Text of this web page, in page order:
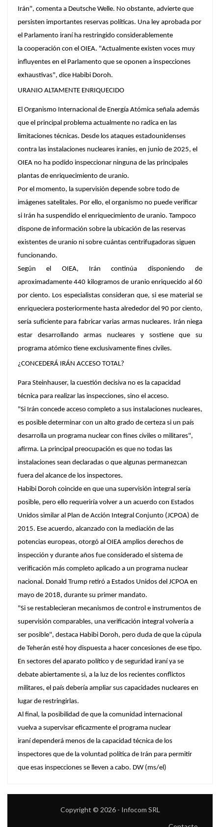
Irán", comenta a Deutsche Welle. No obstante, advierte que
persisten importantes reservas políticas. Una ley aprobada por
el Parlamento iraní ha restringido considerablemente
la cooperación con el OIEA. "Actualmente existen voces muy
influyentes en el Parlamento que se oponen a inspecciones
exhaustivas", dice Habibi Doroh.
URANIO ALTAMENTE ENRIQUECIDO
El Organismo Internacional de Energía Atómica señala además
que el principal problema actualmente no radica en las
limitaciones técnicas. Desde los ataques estadounidenses
contra las instalaciones nucleares iraníes, en junio de 2025, el
OIEA no ha podido inspeccionar ninguna de las principales
plantas de enriquecimiento de uranio.
Por el momento, la supervisión depende sobre todo de
imágenes satelitales. Por ello, el organismo no puede verificar
si Irán ha suspendido el enriquecimiento de uranio. Tampoco
dispone de información sobre la ubicación de las reservas
existentes de uranio ni sobre cuántas centrifugadoras siguen
funcionando.
Según el OIEA, Irán continúa disponiendo de
aproximadamente 440 kilogramos de uranio enriquecido al 60
por ciento. Los especialistas consideran que, si ese material se
enriqueciera posteriormente hasta alrededor del 90 por ciento,
sería suficiente para fabricar varias armas nucleares. Irán niega
estar desarrollando armas nucleares y sostiene que su
programa atómico tiene exclusivamente fines civiles.
¿CONCEDERÁ IRÁN ACCESO TOTAL?
Para Steinhauser, la cuestión decisiva no es la capacidad
técnica para realizar las inspecciones, sino el acceso.
"Si Irán concede acceso completo a sus instalaciones nucleares,
es posible determinar con un alto grado de certeza si un país
desarrolla un programa nuclear con fines civiles o militares",
afirma. La principal preocupación es que no todas las
instalaciones sean declaradas o que algunas permanezcan
fuera del alcance de los inspectores.
Habibi Doroh coincide en que una supervisión integral sería
posible, pero ello requeriría volver a un acuerdo con Estados
Unidos similar al Plan de Acción Integral Conjunto (JCPOA) de
2015. Ese acuerdo, alcanzado con la mediación de las
potencias europeas, otorgó al OIEA amplios derechos de
inspección y durante años fue considerado el sistema de
verificación más completo aplicado a un programa nuclear
nacional. Donald Trump retiró a Estados Unidos del JCPOA en
mayo de 2018, durante su primer mandato.
"Si se restablecieran mecanismos de control e instrumentos de
supervisión comparables, una verificación integral volvería a
ser posible", destaca Habibi Doroh, pero duda de que la cúpula
de Teherán esté hoy dispuesta a hacer concesiones de ese tipo.
En sectores del aparato político y de seguridad iraní ya se
debate abiertamente si, a la luz de los recientes conflictos
militares, el país debería ampliar sus capacidades nucleares en
lugar de restringirlas.
Al final, la posibilidad de que la comunidad internacional
vuelva a supervisar eficazmente el programa nuclear
iraní dependerá menos de la capacidad técnica de los
inspectores que de la voluntad política de Irán para permitir
que esas inspecciones se lleven a cabo. DW (ms/el)
Copyright © 2026 - Infocom SRL